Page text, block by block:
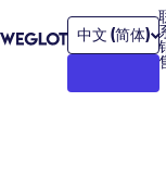
中文 (简体)